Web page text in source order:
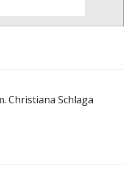
Christiana Schlaga